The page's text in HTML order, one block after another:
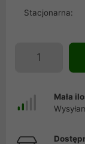
Stacjonarna:
Mała